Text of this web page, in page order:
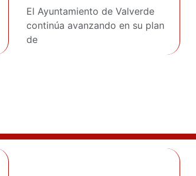
El Ayuntamiento de Valverde
continúa avanzando en su plan
de